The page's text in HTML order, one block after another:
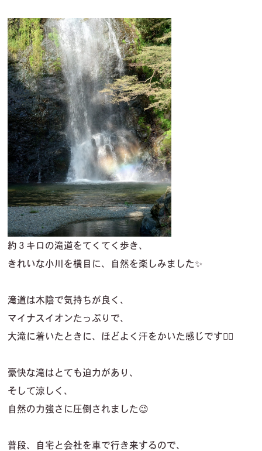
約３キロの滝道をてくてく歩き、
きれいな小川を横目に、自然を楽しみました✨
滝道は木陰で気持ちが良く、
マイナスイオンたっぷりで、
大滝に着いたときに、ほどよく汗をかいた感じです✌🏼
豪快な滝はとても迫力があり、
そして涼しく、
自然の力強さに圧倒されました😉
普段、自宅と会社を車で行き来するので、